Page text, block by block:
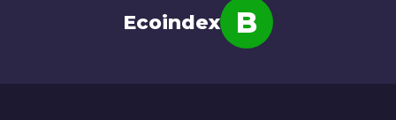
Note
Ecoindex B